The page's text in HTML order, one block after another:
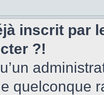
inscrit par
?!
quelconque